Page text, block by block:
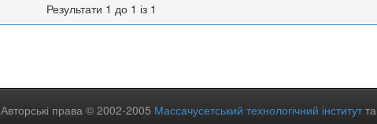
Результати 1 до 1 із 1
Авторські права © 2002-2005 Массачусетський технологічний інститутта